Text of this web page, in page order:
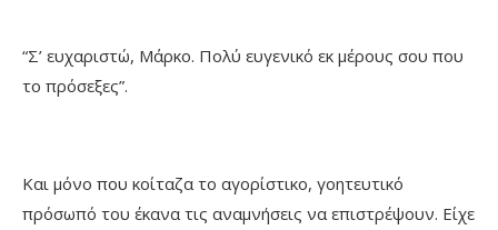
“Σ’ ευχαριστώ, Μάρκο. Πολύ ευγενικό εκ μέρους σου που
το πρόσεξες”.
Και μόνο που κοίταζα το αγορίστικο, γοητευτικό
πρόσωπό του έκανα τις αναμνήσεις να επιστρέψουν. Είχε